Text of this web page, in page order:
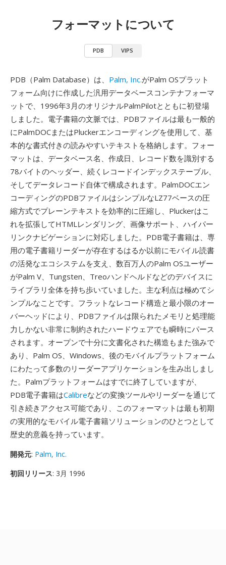
フォーマットについて
PDB VIPS
PDB（Palm Database）は、 Palm, Inc.がPalm OSプラット
フォーム向けに作成した汎用データベースコンテナフォーマ
ットで、1996年3月のオリジナルPalmPilotとともに初登場
しました。電子書籍の文脈では、PDBファイルは最も一般的
にPalmDOCまたはPluckerエンコーディングを使用して、基
本的な書式付きの読みやすいテキストを格納します。フォー
マットは、データベース名、作成日、レコード数を識別する
78バイトのヘッダー、続くレコードインデックステーブル、
そしてデータレコード自体で構成されます。PalmDOCエン
コーディングのPDBファイルはシンプルなLZ77ベースの圧
縮方式でプレーンテキストを効率的に圧縮し、Pluckerはこ
れを拡張してHTMLレンダリング、画像サポート、ハイパー
リンクナビゲーションに対応しました。PDB電子書籍は、専
用の電子書籍リーダーが存在するはるか以前にモバイル読書
の活発なエコシステムを支え、数百万人のPalm OSユーザー
がPalm V、Tungsten、Treoハンドヘルドなどのデバイスに
ライブラリ全体を持ち歩いていました。主な利点は極めてシ
ンプルなことです。フラットなレコード構造と最小限のオー
バーヘッドにより、PDBファイルは限られたメモリと処理能
力しかない非常に制約されたハードウェアでも瞬時にパース
されます。オープンで十分に文書化された構造もまた強みで
あり、Palm OS、Windows、後のモバイルプラットフォーム
にわたって多数のリーダーアプリケーションを生み出しまし
た。Palmプラットフォームはすでに終了していますが、
PDB電子書籍はCalibreなどの変換ツールやリーダーを通じて
引き続きアクセス可能であり、このフォーマットは最も初期
の実用的なモバイル電子書籍ソリューションのひとつとして
歴史的意義を持っています。
開発元: Palm, Inc.
初回リリース: 3月 1996